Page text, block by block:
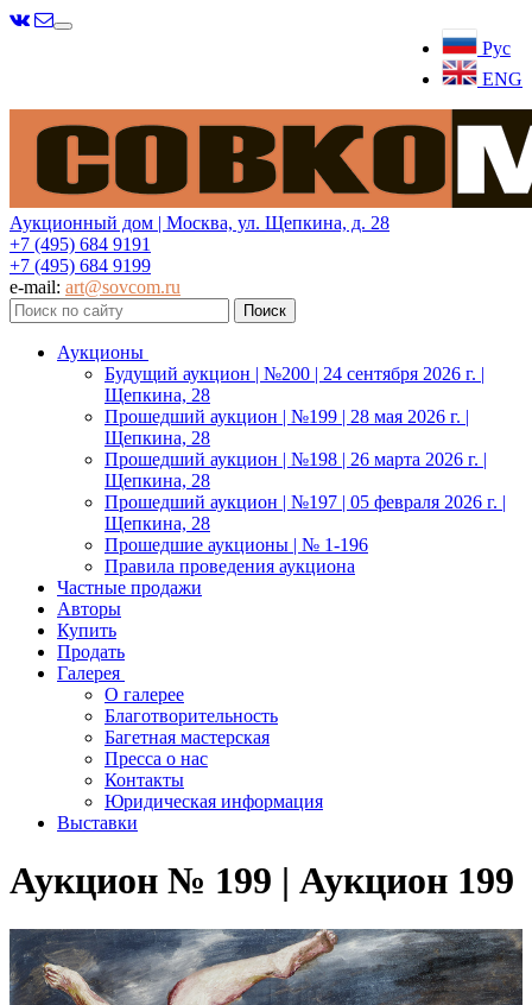
Рус
ENG
Меню
Аукционный дом | Москва, ул. Щепкина, д. 28
+7 (495) 684 9191
+7 (495) 684 9199
e-mail: art@sovcom.ru
Аукционы
Будущий аукцион | №200 | 24 сентября 2026 г. |
Щепкина, 28
Прошедший аукцион | №199 | 28 мая 2026 г. |
Щепкина, 28
Прошедший аукцион | №198 | 26 марта 2026 г. |
Щепкина, 28
Прошедший аукцион | №197 | 05 февраля 2026 г. |
Щепкина, 28
Прошедшие аукционы | № 1-196
Правила проведения аукциона
Частные продажи
Авторы
Купить
Продать
Галерея
О галерее
Благотворительность
Багетная мастерская
Пресса о нас
Контакты
Юридическая информация
Выставки
Аукцион № 199 | Аукцион 199